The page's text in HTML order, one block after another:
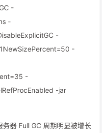
-
-
-
-
-
-jar
器 Full GC 周期明显被增长